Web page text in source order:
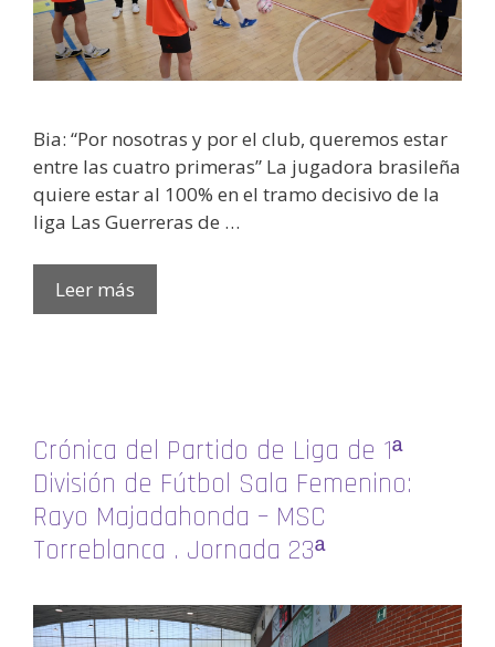
Bia: “Por nosotras y por el club, queremos estar
entre las cuatro primeras” La jugadora brasileña
quiere estar al 100% en el tramo decisivo de la
liga Las Guerreras de …
Leer más
Crónica del Partido de Liga de 1ª
División de Fútbol Sala Femenino:
Rayo Majadahonda – MSC
Torreblanca . Jornada 23ª